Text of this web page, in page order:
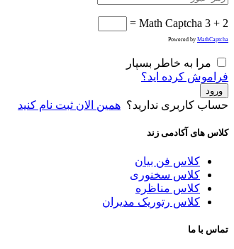
Math Captcha 3 + 2 =
Powered by MathCaptcha
مرا به خاطر بسپار
فراموش کرده اید؟
ورود
حساب کاربری ندارید؟ همین الان ثبت نام کنید
کلاس های آکادمی زند
کلاس فن بیان
کلاس سخنوری
کلاس مناظره
کلاس رتوریک مدیران
تماس با ما